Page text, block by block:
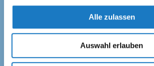
Alle zulassen
Auswahl erlauben
Produkt wählen